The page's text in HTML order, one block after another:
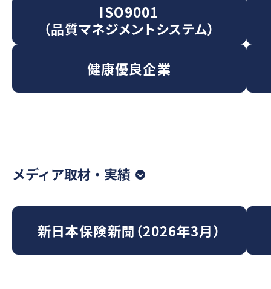
ISO9001
（品質マネジメントシステム）
健康優良企業
メディア取材・実績
新日本保険新聞（2026年3月）